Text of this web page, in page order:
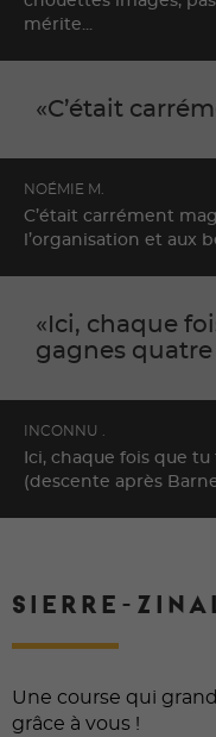
mérite...
C’était
NOÉMIE M.
C’était carrément
l’organisation et aux
Ici, chaque
gagnes quatre
INCONNU .
Ici, chaque fois que
(descente après
SIERRE-
Une course qui
grâce à vous !